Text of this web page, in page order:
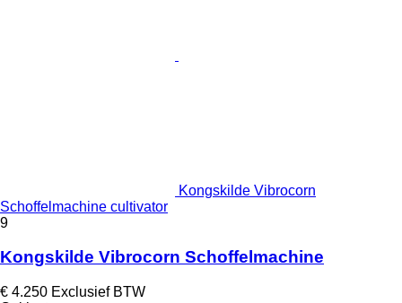
Kongskilde Vibrocorn
Schoffelmachine cultivator
9
Kongskilde Vibrocorn Schoffelmachine
€ 4.250 Exclusief BTW